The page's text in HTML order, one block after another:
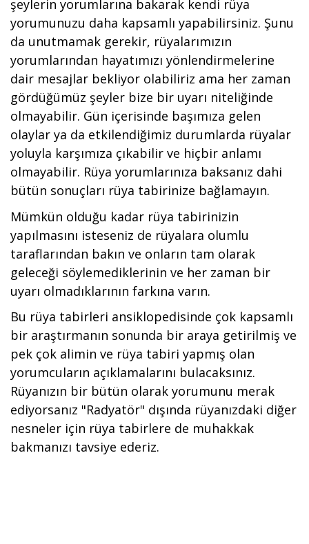
şeylerin yorumlarına bakarak kendi rüya
yorumunuzu daha kapsamlı yapabilirsiniz. Şunu
da unutmamak gerekir, rüyalarımızın
yorumlarından hayatımızı yönlendirmelerine
dair mesajlar bekliyor olabiliriz ama her zaman
gördüğümüz şeyler bize bir uyarı niteliğinde
olmayabilir. Gün içerisinde başımıza gelen
olaylar ya da etkilendiğimiz durumlarda rüyalar
yoluyla karşımıza çıkabilir ve hiçbir anlamı
olmayabilir. Rüya yorumlarınıza baksanız dahi
bütün sonuçları rüya tabirinize bağlamayın.
Mümkün olduğu kadar rüya tabirinizin
yapılmasını isteseniz de rüyalara olumlu
taraflarından bakın ve onların tam olarak
geleceği söylemediklerinin ve her zaman bir
uyarı olmadıklarının farkına varın.
Bu rüya tabirleri ansiklopedisinde çok kapsamlı
bir araştırmanın sonunda bir araya getirilmiş ve
pek çok alimin ve rüya tabiri yapmış olan
yorumcuların açıklamalarını bulacaksınız.
Rüyanızın bir bütün olarak yorumunu merak
ediyorsanız "Radyatör" dışında rüyanızdaki diğer
nesneler için rüya tabirlere de muhakkak
bakmanızı tavsiye ederiz.